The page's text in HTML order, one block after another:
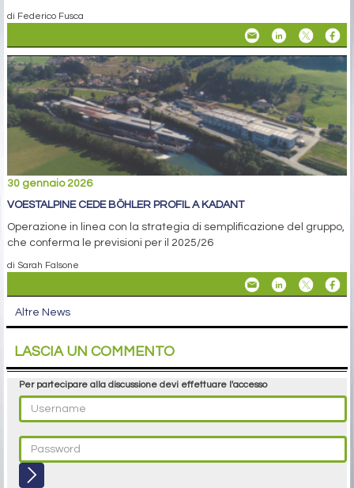
di Federico Fusca
30 gennaio 2026
VOESTALPINE CEDE BÖHLER PROFIL A KADANT
Operazione in linea con la strategia di semplificazione del gruppo,
che conferma le previsioni per il 2025/26
di Sarah Falsone
Altre News
LASCIA UN COMMENTO
Per partecipare alla discussione devi effettuare l'accesso